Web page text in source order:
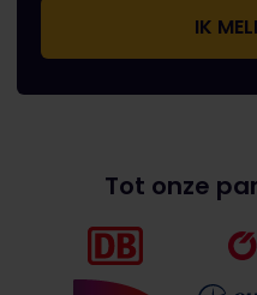
Tot onze